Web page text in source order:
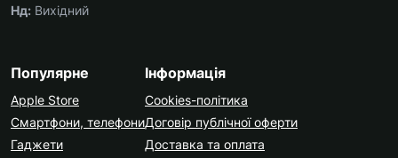
Нд: Вихідний
Популярне
Apple Store
Смартфони, телефони
Гаджети
Інформація
Cookies-політика
Договір публічної оферти
Доставка та оплата